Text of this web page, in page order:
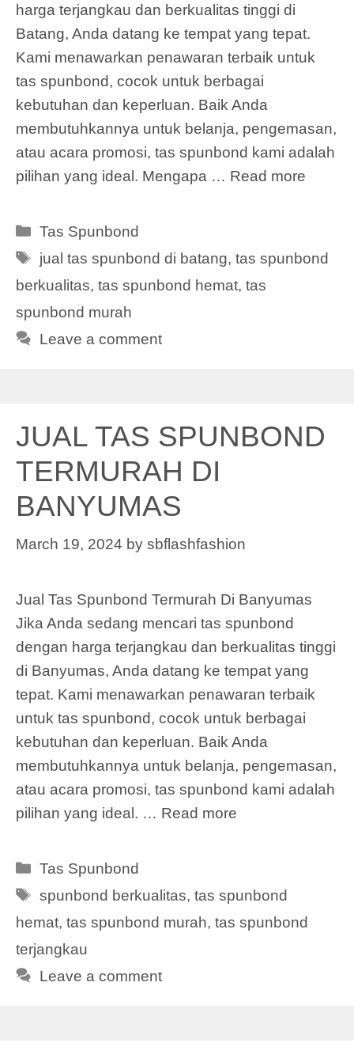
harga terjangkau dan berkualitas tinggi di
Batang, Anda datang ke tempat yang tepat.
Kami menawarkan penawaran terbaik untuk
tas spunbond, cocok untuk berbagai
kebutuhan dan keperluan. Baik Anda
membutuhkannya untuk belanja, pengemasan,
atau acara promosi, tas spunbond kami adalah
pilihan yang ideal. Mengapa … Read more
Categories
Tas Spunbond
Tags
jual tas spunbond di batang,tas spunbond
berkualitas, tas spunbond hemat, tas
spunbond murah
Leave a comment
JUAL TAS SPUNBOND
TERMURAH DI
BANYUMAS
March 19, 2024 by sbflashfashion
Jual Tas Spunbond Termurah Di Banyumas
Jika Anda sedang mencari tas spunbond
dengan harga terjangkau dan berkualitas tinggi
di Banyumas, Anda datang ke tempat yang
tepat. Kami menawarkan penawaran terbaik
untuk tas spunbond, cocok untuk berbagai
kebutuhan dan keperluan. Baik Anda
membutuhkannya untuk belanja, pengemasan,
atau acara promosi, tas spunbond kami adalah
pilihan yang ideal. … Read more
Categories
Tas Spunbond
Tags
spunbond berkualitas,tas spunbond
hemat, tas spunbond murah, tas spunbond
terjangkau
Leave a comment